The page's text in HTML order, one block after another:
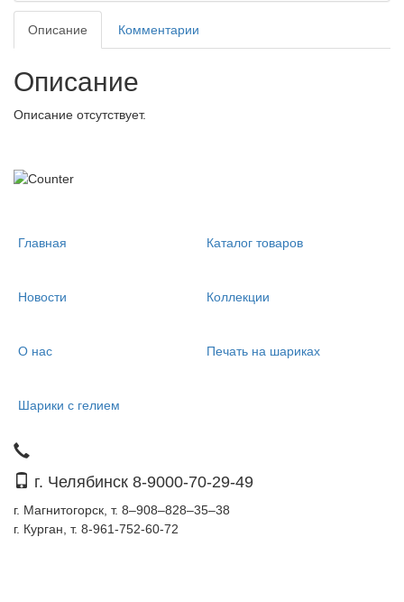
Описание Комментарии
Описание
Описание отсутствует.
Главная Каталог товаров
Новости Коллекции
О нас Печать на шариках
Шарики с гелием
г. Челябинск 8-9000-70-29-49
г. Магнитогорск, т. 8–908–828–35–38
г. Курган, т. 8-961-752-60-72